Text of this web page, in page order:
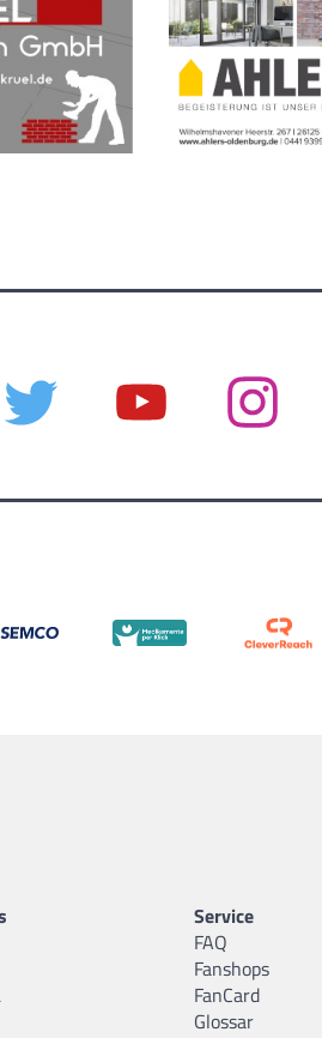
Service
FAQ
Fanshops
FanCard
Glossar